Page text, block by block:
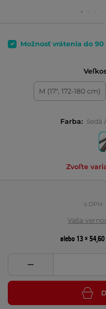
Možnosť vrátenia do
M (17", 172-180 cm)
Farba: šedá
Zvoľte
s DPH
Vaša
alebo 13 ×